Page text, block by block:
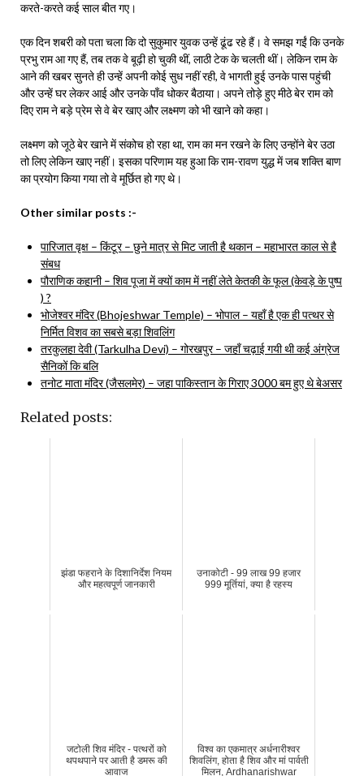
करते-करते कई साल बीत गए।
एक दिन शबरी को पता चला कि दो सुकुमार युवक उन्हें ढूंढ रहे हैं। वे समझ गईं कि उनके
प्रभु राम आ गए हैं, तब तक वे बूढ़ी हो चुकी थीं, लाठी टेक के चलती थीं। लेकिन राम के
आने की खबर सुनते ही उन्हें अपनी कोई सुध नहीं रही, वे भागती हुई उनके पास पहुंची
और उन्हें घर लेकर आई और उनके पाँव धोकर बैठाया। अपने तोड़े हुए मीठे बेर राम को
दिए राम ने बड़े प्रेम से वे बेर खाए और लक्ष्मण को भी खाने को कहा।
लक्ष्मण को जूठे बेर खाने में संकोच हो रहा था, राम का मन रखने के लिए उन्होंने बेर उठा
तो लिए लेकिन खाए नहीं। इसका परिणाम यह हुआ कि राम-रावण युद्ध में जब शक्ति बाण
का प्रयोग किया गया तो वे मूर्छित हो गए थे।
Other similar posts :-
पारिजात वृक्ष – किंटूर – छुने मात्र से मिट जाती है थकान – महाभारत काल से है
संबध
पौराणिक कहानी – शिव पूजा में क्यों काम में नहीं लेते केतकी के फूल (केवड़े के पुष्प
) ?
भोजेश्वर मंदिर (Bhojeshwar Temple) – भोपाल – यहाँ है एक ही पत्थर से
निर्मित विशव का सबसे बड़ा शिवलिंग
तरकुलहा देवी (Tarkulha Devi) – गोरखपुर – जहाँ चढ़ाई गयी थी कई अंग्रेज
सैनिकों कि बलि
तनोट माता मंदिर (जैसलमेर) – जहा पाकिस्तान के गिराए 3000 बम हुए थे बेअसर
Related posts:
झंडा फहराने के दिशानिर्देश नियम
और महत्वपूर्ण जानकारी
उनाकोटी - 99 लाख 99 हजार
999 मूर्तियां, क्या है रहस्य
जटोली शिव मंदिर - पत्थरों को
थपथपाने पर आती है डमरू की
आवाज
विश्व का एकमात्र अर्धनारीश्वर
शिवलिंग, होता है शिव और मां पार्वती
मिलन, Ardhanarishwar